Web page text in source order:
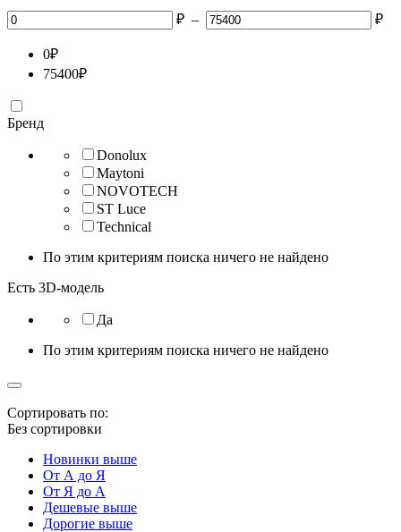
₽ – ₽
0₽
75400₽
Бренд
Donolux
Maytoni
NOVOTECH
ST Luce
Technical
По этим критериям поиска ничего не найдено
Есть 3D-модель
Да
По этим критериям поиска ничего не найдено
Сортировать по:
Без сортировки
Новинки выше
От А до Я
От Я до А
Дешевые выше
Дорогие выше